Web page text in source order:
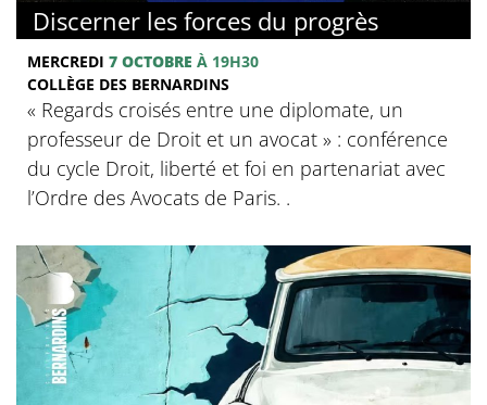
Discerner les forces du progrès
MERCREDI 7 OCTOBRE À 19H30
COLLÈGE DES BERNARDINS
‍« Regards croisés entre une diplomate, un
professeur de Droit et un avocat » : conférence
du cycle Droit, liberté et foi en partenariat avec
l’Ordre des Avocats de Paris. .